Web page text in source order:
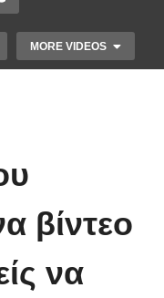
MORE VIDEOS
με τα
βίντεο
να